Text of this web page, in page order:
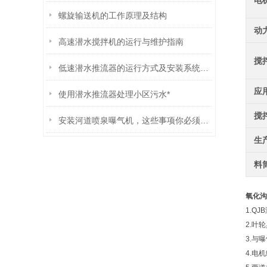
螺旋输送机的工作原理及结构
高速潜水搅拌机的运行与维护指南
使用潜水推流器处理小区污水*
动
搅
应
搅
生
料
氧化
2.叶
3.与
4.电